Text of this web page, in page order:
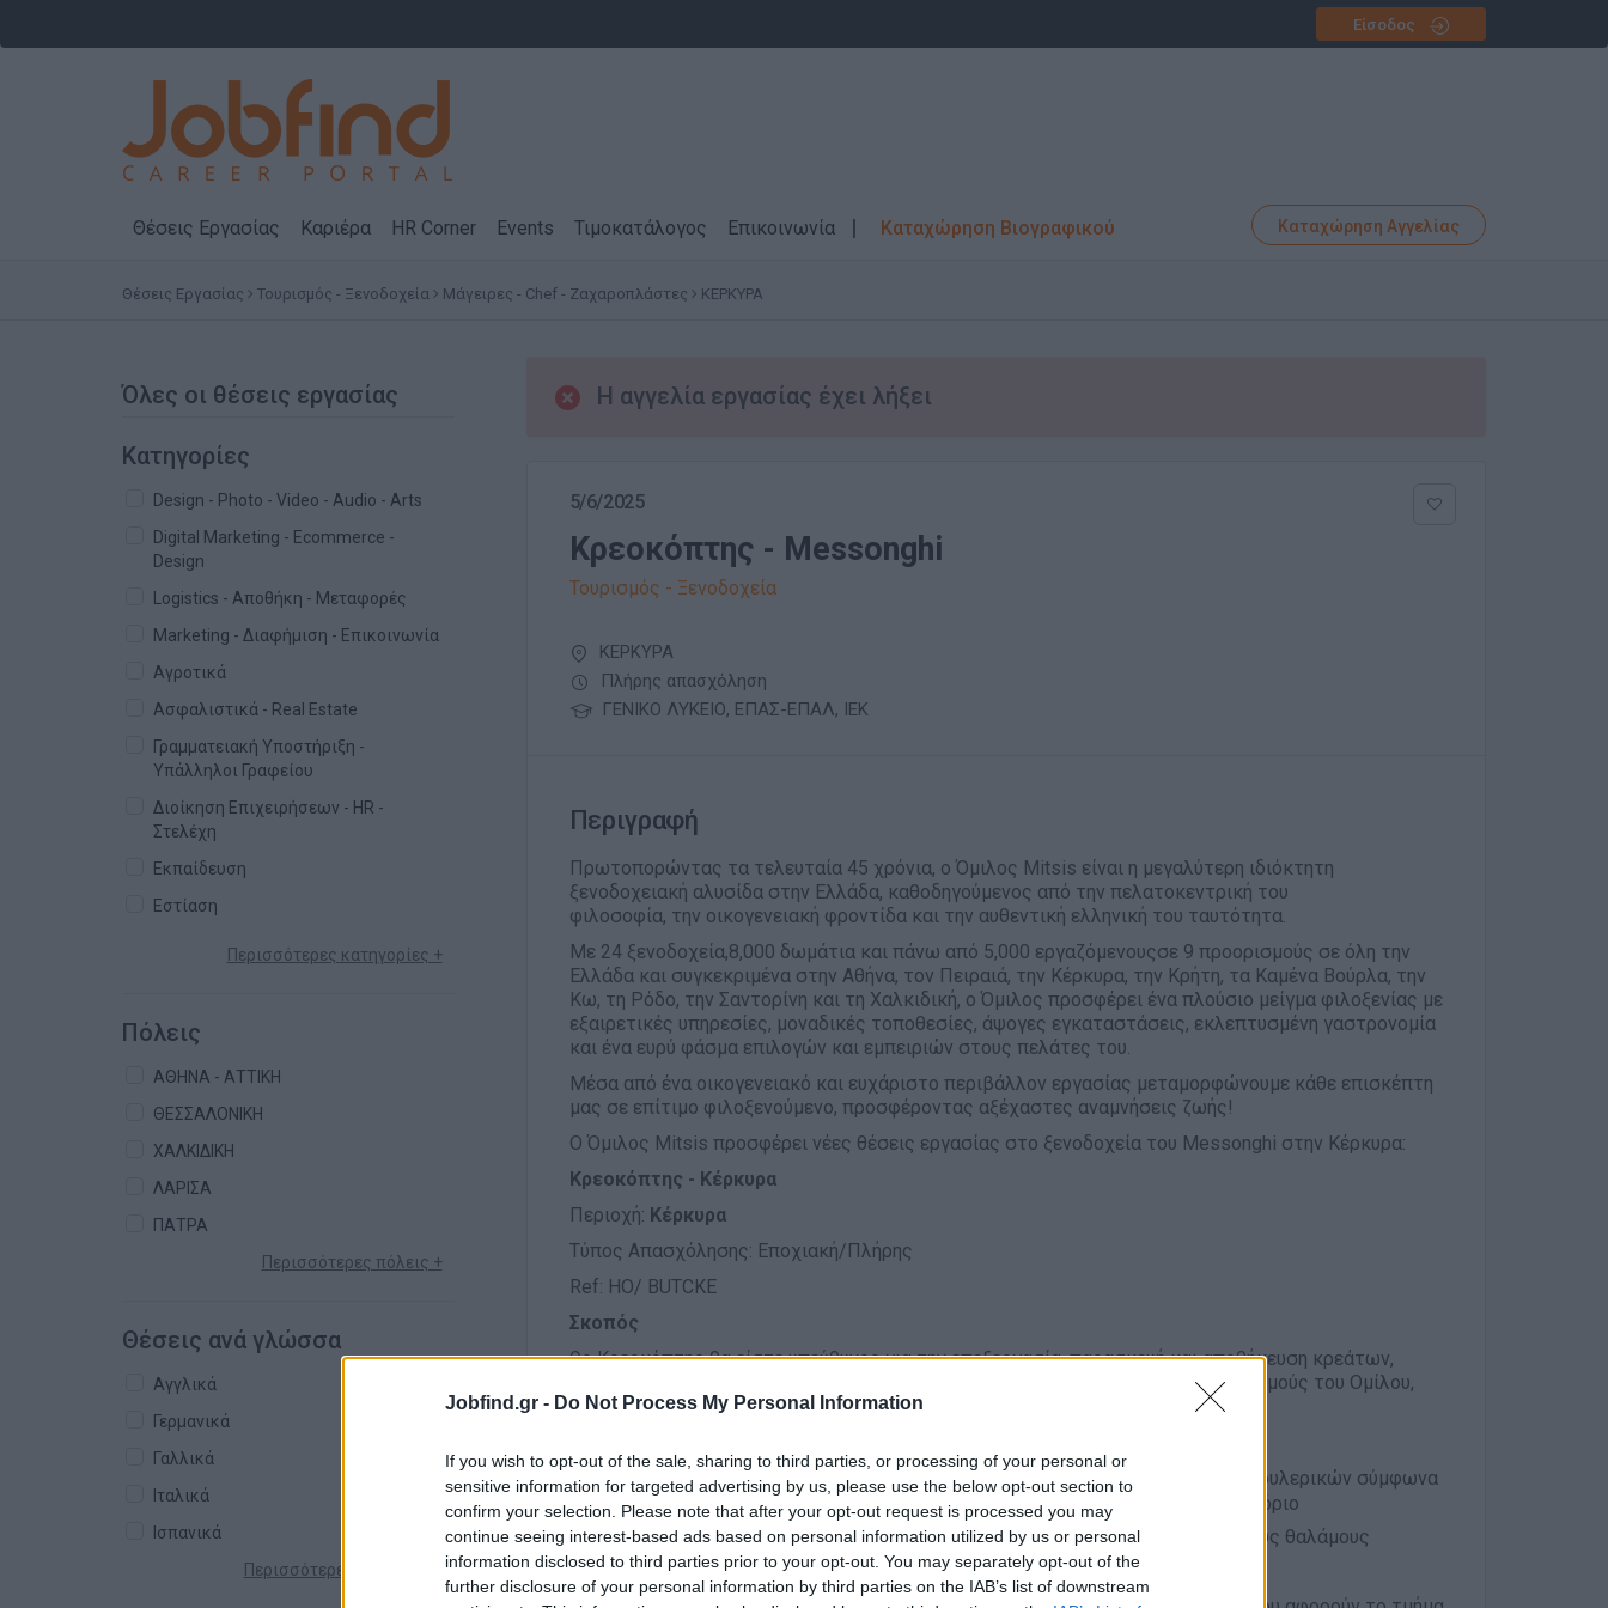
Jobfind.gr - Do Not Process My Personal Information
If you wish to opt-out of the sale, sharing to third parties, or processing of your personal or
sensitive information for targeted advertising by us, please use the below opt-out section to
confirm your selection. Please note that after your opt-out request is processed you may
continue seeing interest-based ads based on personal information utilized by us or personal
information disclosed to third parties prior to your opt-out. You may separately opt-out of the
further disclosure of your personal information by third parties on the IAB’s list of downstream
Είσοδος
Θέσεις Εργασίας Καριέρα HR Corner Events Τιμοκατάλογος Επικοινωνία Καταχώρηση Βιογραφικού Καταχώρηση Αγγελίας
Θέσεις Εργασίας Τουρισμός - Ξενοδοχεία Μάγειρες - Chef - Ζαχαροπλάστες ΚΕΡΚΥΡΑ
Όλες οι θέσεις εργασίας
Κατηγορίες
Design - Photo - Video - Audio - Arts
Digital Marketing - Ecommerce -
Design
Logistics - Αποθήκη - Μεταφορές
Marketing - Διαφήμιση - Επικοινωνία
Αγροτικά
Ασφαλιστικά - Real Estate
Γραμματειακή Υποστήριξη -
Υπάλληλοι Γραφείου
Διοίκηση Επιχειρήσεων - HR -
Στελέχη
Εκπαίδευση
Εστίαση
Περισσότερες κατηγορίες +
Πόλεις
ΑΘΗΝΑ - ΑΤΤΙΚΗ
ΘΕΣΣΑΛΟΝΙΚΗ
ΧΑΛΚΙΔΙΚΗ
ΛΑΡΙΣΑ
ΠΑΤΡΑ
Περισσότερες πόλεις +
Θέσεις ανά γλώσσα
Αγγλικά
Γερμανικά
Γαλλικά
Ιταλικά
Ισπανικά
Περισσότερες γλώσσες +
Η αγγελία εργασίας έχει λήξει
5/6/2025
Κρεοκόπτης - Messonghi
Τουρισμός - Ξενοδοχεία
ΚΕΡΚΥΡΑ
Πλήρης απασχόληση
ΓΕΝΙΚΟ ΛΥΚΕΙΟ, ΕΠΑΣ-ΕΠΑΛ, ΙΕΚ
Περιγραφή
Πρωτοπορώντας τα τελευταία 45 χρόνια, ο Όμιλος Mitsis είναι η μεγαλύτερη ιδιόκτητη
ξενοδοχειακή αλυσίδα στην Ελλάδα, καθοδηγούμενος από την πελατοκεντρική του
φιλοσοφία, την οικογενειακή φροντίδα και την αυθεντική ελληνική του ταυτότητα.
Με 24 ξενοδοχεία,8,000 δωμάτια και πάνω από 5,000 εργαζόμενουςσε 9 προορισμούς σε όλη την
Ελλάδα και συγκεκριμένα στην Αθήνα, τον Πειραιά, την Κέρκυρα, την Κρήτη, τα Καμένα Βούρλα, την
Κω, τη Ρόδο, την Σαντορίνη και τη Χαλκιδική, ο Όμιλος προσφέρει ένα πλούσιο μείγμα φιλοξενίας με
εξαιρετικές υπηρεσίες, μοναδικές τοποθεσίες, άψογες εγκαταστάσεις, εκλεπτυσμένη γαστρονομία
και ένα ευρύ φάσμα επιλογών και εμπειριών στους πελάτες του.
Μέσα από ένα οικογενειακό και ευχάριστο περιβάλλον εργασίας μεταμορφώνουμε κάθε επισκέπτη
μας σε επίτιμο φιλοξενούμενο, προσφέροντας αξέχαστες αναμνήσεις ζωής!
Ο Όμιλος Mitsis προσφέρει νέες θέσεις εργασίας στο ξενοδοχεία του Messonghi στην Κέρκυρα:
Κρεοκόπτης - Κέρκυρα
Περιοχή: Κέρκυρα
Τύπος Απασχόλησης: Εποχιακή/Πλήρης
Ref: HO/ BUTCKE
Σκοπός
Ως Κρεοκόπτης θα είστε υπεύθυνος για την επεξεργασία, παρασκευή και αποθήκευση κρεάτων,
ψαριών, πουλερικών και την οργάνωση του τμήματος σύμφωνα με τους κανονισμούς του Ομίλου,
τους κανόνες Υγιεινής & Ασφάλειας και τις περιβαλλοντικές απαιτήσεις.
Πραγματοποιεί την επεξεργασία & το μαρινάρισμα των κρεάτων, ψαριών, πουλερικών σύμφωνα
με τις οδηγίες του Chef και τα μενού για το κεντρικό και τα θεματικό εστιατόριο
Οργανώνει την αποθήκευσή κρεάτων και ψαριών στους ανάλογους ψυκτικούς θαλάμους
Καταγράφει τα αποθέματα και προβαίνει σε παραγγελίες